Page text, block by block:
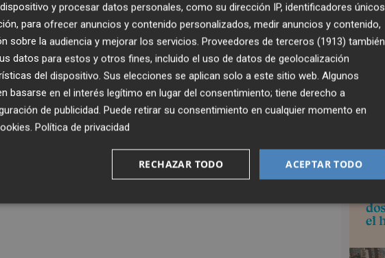
y procesar datos personales, como su dirección IP, identificadores únicos
para ofrecer anuncios y contenido personalizados, medir anuncios y contenido,
sobre la audiencia y mejorar los servicios. Proveedores de terceros (1913) también
datos para estos y otros fines, incluido el uso de datos de geolocalización
del dispositivo. Sus elecciones se aplican solo a este sitio web. Algunos
basarse en el interés legítimo en lugar del consentimiento; tiene derecho a
de publicidad. Puede retirar su consentimiento en cualquier momento en
. Política de privacidad
ACEPTAR TODO
RECHAZAR TODO